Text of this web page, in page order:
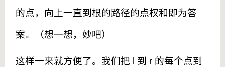
的点，向上一直到根的路径的点权和即为答
案。（想一想，妙吧）
这样一来就方便了。我们把 l 到 r 的每个点到